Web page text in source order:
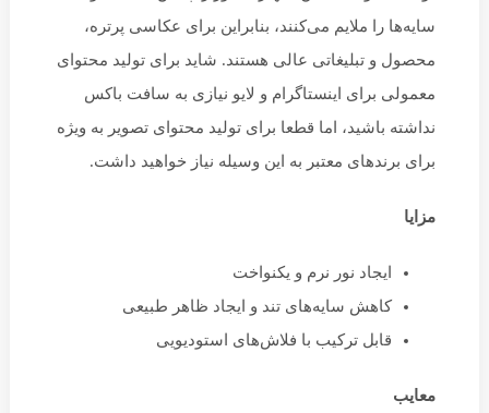
سایه‌ها را ملایم می‌کنند، بنابراین برای عکاسی پرتره،
محصول و تبلیغاتی عالی هستند. شاید برای تولید محتوای
معمولی برای اینستاگرام و لایو نیازی به سافت باکس
نداشته باشید، اما قطعا برای تولید محتوای تصویر به ویژه
برای برندهای معتبر به این وسیله نیاز خواهید داشت.
مزایا
ایجاد نور نرم و یکنواخت
کاهش سایه‌های تند و ایجاد ظاهر طبیعی
قابل ترکیب با فلاش‌های استودیویی
معایب